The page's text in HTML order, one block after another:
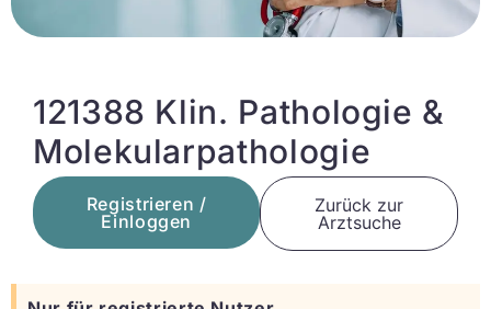
121388 Klin. Pathologie &
Molekularpathologie
Registrieren /
Einloggen
Zurück zur
Arztsuche